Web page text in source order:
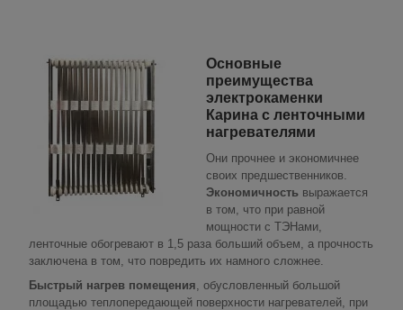
Основные
преимущества
электрокаменки
Карина с ленточными
нагревателями
Они прочнее и экономичнее
своих предшественников.
Экономичность выражается
в том, что при равной
мощности с ТЭНами,
ленточные обогревают в 1,5 раза больший объем, а прочность
заключена в том, что повредить их намного сложнее.
Быстрый нагрев помещения , обусловленный большой
площадью теплопередающей поверхности нагревателей, при